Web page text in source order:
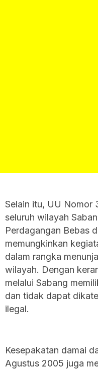
Selain itu, UU Nomor
seluruh wilayah
Perdagangan Bebas
memungkinkan
dalam rangka
wilayah. Dengan
melalui Sabang
dan tidak dapat
ilegal.
Kesepakatan damai
Agustus 2005 juga